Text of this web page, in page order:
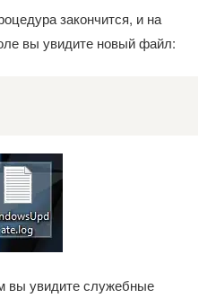
закончится, и на
вы увидите новый файл:
вы увидите служебные